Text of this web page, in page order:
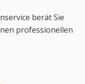
berät Sie
professionellen